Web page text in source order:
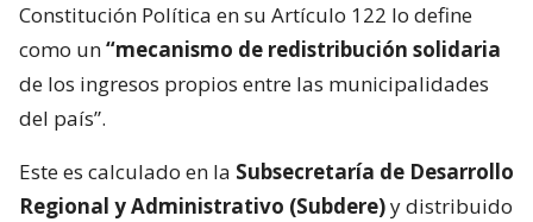
Constitución Política en su Artículo 122 lo define
como un“mecanismo de redistribución solidaria
de los ingresos propios entre las municipalidades
del país”.
Este es calculado en la Subsecretaría de Desarrollo
Regional y Administrativo (Subdere)y distribuido